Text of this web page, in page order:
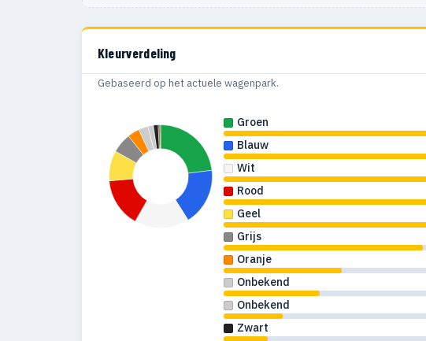
Kleurverdeling
Gebaseerd op het actuele wagenpark.
Groen
Blauw
Wit
Rood
Geel
Grijs
Oranje
Onbekend
Onbekend
Zwart